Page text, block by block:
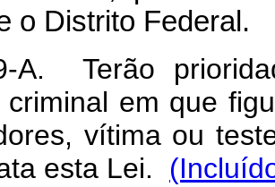
o Distrito Federal.
A. Terão
criminal em que
vítima ou
esta Lei.